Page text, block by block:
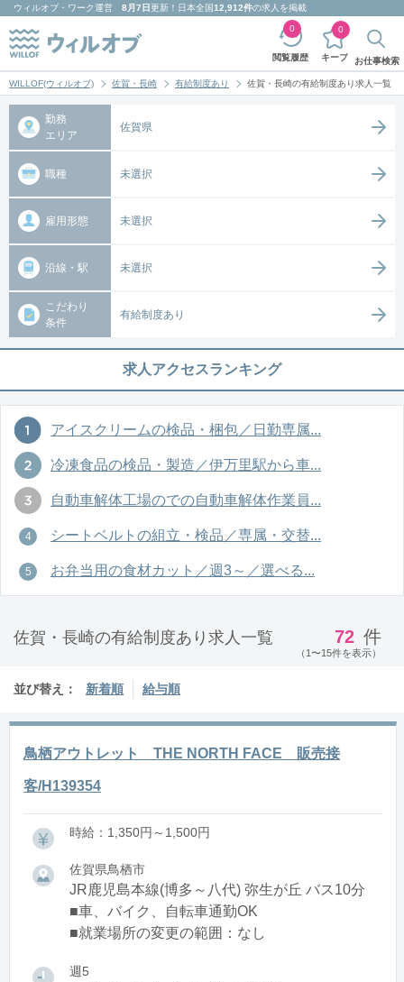
ウィルオブ・ワーク運営 8月7日更新！日本全国12,912件の求人を掲載
閲覧履歴
0
キープ
0
お仕事検索
WILLOF(ウィルオブ) 佐賀・長崎 有給制度あり 佐賀・長崎の有給制度あり求人一覧
勤務
エリア
佐賀県
職種 未選択
雇用形態 未選択
沿線・駅 未選択
こだわり
条件
有給制度あり
求人アクセスランキング
アイスクリームの検品・梱包／日勤専属...
冷凍食品の検品・製造／伊万里駅から車...
自動車解体工場のでの自動車解体作業員...
シートベルトの組立・検品／専属・交替...
お弁当用の食材カット／週3～／選べる...
佐賀・長崎の有給制度あり求人一覧 72 件
（1〜15件を表示）
並び替え： 新着順 給与順
鳥栖アウトレット THE NORTH FACE 販売接
客/H139354
時給：1,350円～1,500円
佐賀県鳥栖市
JR鹿児島本線(博多～八代) 弥生が丘 バス10分
■車、バイク、自転車通勤OK
■就業場所の変更の範囲：なし
週5